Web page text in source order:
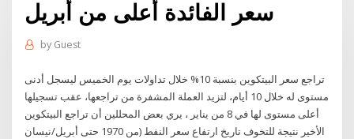
سعر الفائدة أعلى من أبريل
by Guest
تراجع سعر البيتكوين بنسبة 10% خلال تداولات يوم الخميس ليسجل أدنى
مستوى له خلال 10 أيام، لتزيد العملة المشفرة من تراجعها، عقب تسجيلها
أعلى مستوى لها في 8 من يناير ، يري بعض المحللين أن تراجع البيتكوين
الأخير نتيجة للتخوف تاريخ ارتفاع سعر النفط (من 1970 حتى أبريل/نيسان